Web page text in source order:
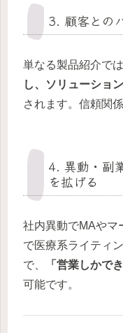
3. 顧客との
単なる製品紹介では
し、ソリューショ
されます。信頼関
4. 異動・副
を拡げる
社内異動でMAやマ
で医療系ライティ
で、
「営業しかで
可能です。